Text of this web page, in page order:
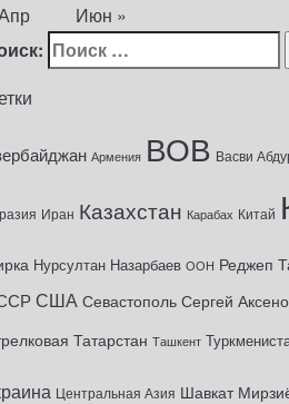
Июн »
Армения ВОВ Васви
Иран Казахстан Карабах Китай
Нурсултан Назарбаев ООН Реджеп
США Севастополь Сергей
Татарстан Ташкент
Центральная Азия Шавкат